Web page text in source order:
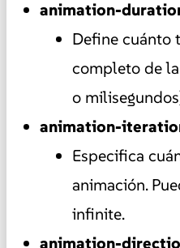
animation-
Define cuánto
completo de
o
animation-
Especifica
animación.
infinite.
animation-